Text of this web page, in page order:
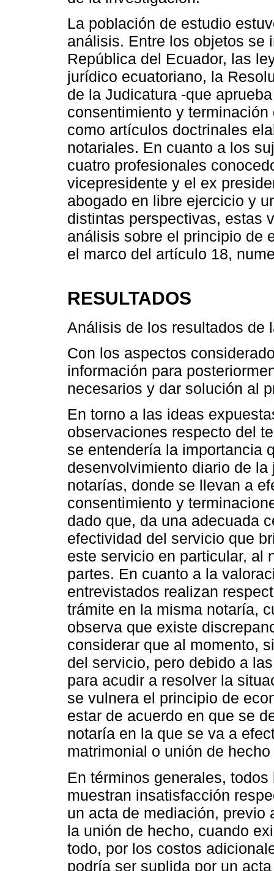
La población de estudio
análisis. Entre los objetos se
República del Ecuador, las
jurídico ecuatoriano, la
de la Judicatura -que
consentimiento y
como artículos doctrinales
notariales. En cuanto a los
cuatro profesionales
vicepresidente y el ex
abogado en libre ejercicio y
distintas perspectivas, estas
análisis sobre el principio de
el marco del artículo 18,
RESULTADOS
Análisis de los resultados de
Con los aspectos
información para
necesarios y dar solución al
En torno a las ideas
observaciones respecto del
se entendería la importancia
desenvolvimiento diario de
notarías, donde se llevan a
consentimiento y
dado que, da una adecuada
efectividad del servicio que
este servicio en particular, al
partes. En cuanto a la
entrevistados realizan
trámite en la misma notaría,
observa que existe
considerar que al momento,
del servicio, pero debido a
para acudir a resolver la
se vulnera el principio de
estar de acuerdo en que se
notaría en la que se va a
matrimonial o unión de
En términos generales,
muestran insatisfacción
un acta de mediación, previo
la unión de hecho, cuando
todo, por los costos
podría ser suplida por un